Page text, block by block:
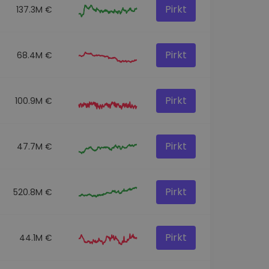
137.3M € Pirkt
68.4M € Pirkt
100.9M € Pirkt
47.7M € Pirkt
520.8M € Pirkt
44.1M € Pirkt